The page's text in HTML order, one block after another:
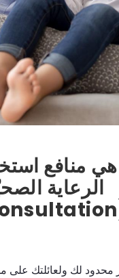
هي منافع
الرعاية
لك ولعائلتك على